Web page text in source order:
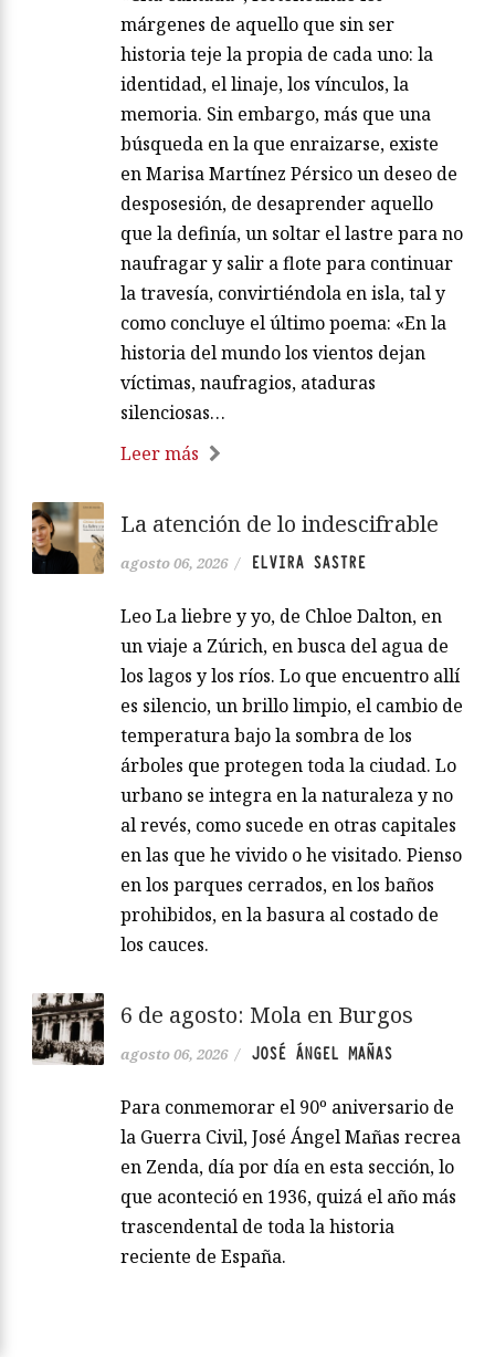
márgenes de aquello que sin ser
historia teje la propia de cada uno: la
identidad, el linaje, los vínculos, la
memoria. Sin embargo, más que una
búsqueda en la que enraizarse, existe
en Marisa Martínez Pérsico un deseo de
desposesión, de desaprender aquello
que la definía, un soltar el lastre para no
naufragar y salir a flote para continuar
la travesía, convirtiéndola en isla, tal y
como concluye el último poema: «En la
historia del mundo los vientos dejan
víctimas, naufragios, ataduras
silenciosas…
Leer más
La atención de lo indescifrable
agosto 06, 2026 / ELVIRA SASTRE
Leo La liebre y yo, de Chloe Dalton, en
un viaje a Zúrich, en busca del agua de
los lagos y los ríos. Lo que encuentro allí
es silencio, un brillo limpio, el cambio de
temperatura bajo la sombra de los
árboles que protegen toda la ciudad. Lo
urbano se integra en la naturaleza y no
al revés, como sucede en otras capitales
en las que he vivido o he visitado. Pienso
en los parques cerrados, en los baños
prohibidos, en la basura al costado de
los cauces.
6 de agosto: Mola en Burgos
agosto 06, 2026 / JOSÉ ÁNGEL MAÑAS
Para conmemorar el 90º aniversario de
la Guerra Civil, José Ángel Mañas recrea
en Zenda, día por día en esta sección, lo
que aconteció en 1936, quizá el año más
trascendental de toda la historia
reciente de España.